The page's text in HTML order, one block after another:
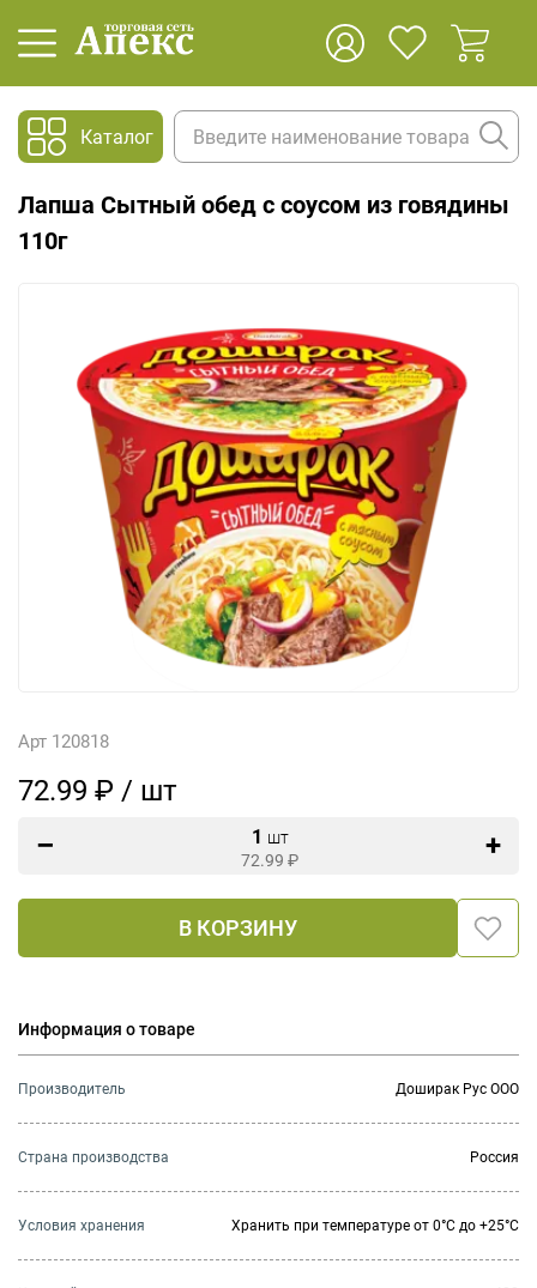
Каталог
Лапша Сытный обед с соусом из говядины
110г
Арт 120818
72.99 ₽ / шт
1 шт
72.99 ₽
В КОРЗИНУ
Информация о товаре
Производитель Доширак Рус ООО
Страна производства Россия
Условия хранения Хранить при температуре от 0°С до +25°С